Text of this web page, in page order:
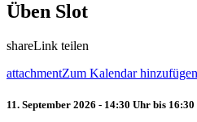
Üben Slot
shareLink teilen
attachmentZum Kalendar hinzufügen
11. September 2026 - 14:30 Uhr bis